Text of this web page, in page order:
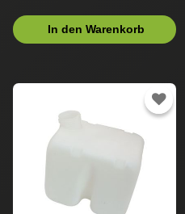
In den Warenkorb